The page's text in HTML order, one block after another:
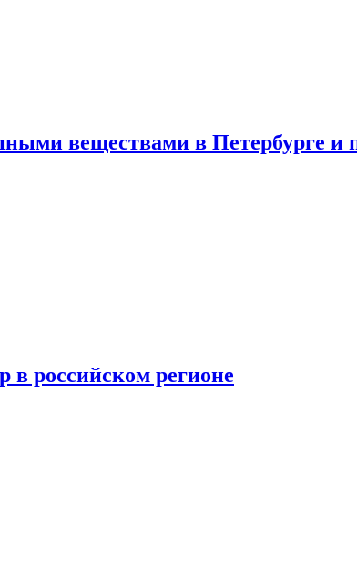
веществами в Петербурге
российском регионе